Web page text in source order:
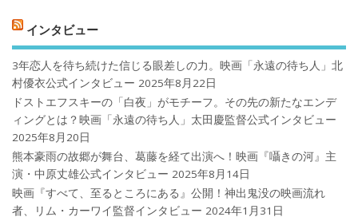
インタビュー
3年恋人を待ち続けた信じる眼差しの力。映画「永遠の待ち人」北
村優衣公式インタビュー 2025年8月22日
ドストエフスキーの「白夜」がモチーフ。その先の新たなエンデ
ィングとは？映画「永遠の待ち人」太田慶監督公式インタビュー
2025年8月20日
熊本豪雨の故郷が舞台、葛藤を経て出演へ！映画『囁きの河』主
演・中原丈雄公式インタビュー 2025年8月14日
映画『すべて、至るところにある』公開！神出鬼没の映画流れ
者、リム・カーワイ監督インタビュー 2024年1月31日